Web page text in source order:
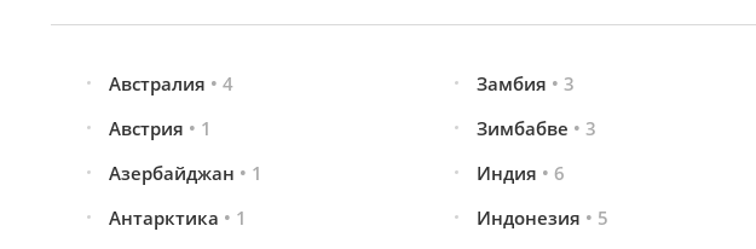
Австралия • 4
Австрия • 1
Азербайджан • 1
Антарктика • 1
Замбия • 3
Зимбабве • 3
Индия • 6
Индонезия • 5